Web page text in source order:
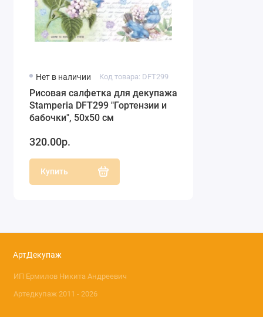
Нет в наличии Код товара: DFT299
Рисовая салфетка для декупажа
Stamperia DFT299 "Гортензии и
бабочки", 50х50 см
320.00р.
Купить
АртДекупаж
ИП Ермилов Никита Андреевич
Артедкупаж 2011 - 2026